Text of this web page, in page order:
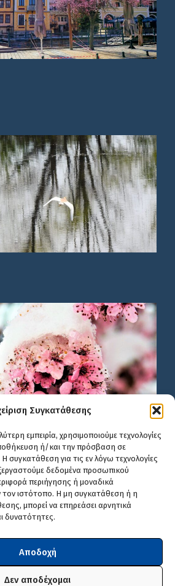
Συγκατάθεσης
εμπειρία, χρησιμοποιούμε τεχνολογίες
ή/και την πρόσβαση σε
συγκατάθεση για τις εν λόγω τεχνολογίες
δεδομένα προσωπικού
περιήγησης ή μοναδικά
τον ιστότοπο. Η μη συγκατάθεση ή η
μπορεί να επηρεάσει αρνητικά
δυνατότητες.
Αποδοχή
Δεν αποδέχομαι